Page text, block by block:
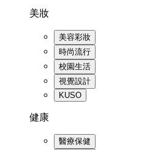
美妝
美容彩妝
時尚流行
校園生活
視覺設計
KUSO
健康
醫療保健